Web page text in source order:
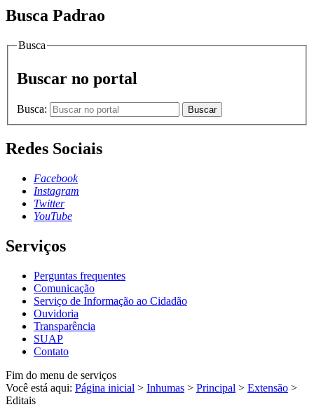
Busca Padrao
Busca
Buscar no portal
Busca: Buscar
Redes Sociais
Facebook
Instagram
Twitter
YouTube
Serviços
Perguntas frequentes
Comunicação
Serviço de Informação ao Cidadão
Ouvidoria
Transparência
SUAP
Contato
Fim do menu de serviços
Você está aqui: Página inicial > Inhumas > Principal > Extensão >
Editais